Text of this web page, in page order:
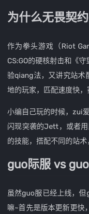
为什么无畏契
作为拳头游戏（Riot
CS:GO的硬核射击和《
验qiang法，又讲究站术
地的玩家，匹配速度快，
小编自己玩的时候，zui
闪现突袭的Jett，或者
的技能，搭配不同的站术
guo际服 vs
虽然guo服已经上线，
嘛~首先是版本更新更快